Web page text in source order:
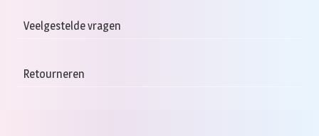
Veelgestelde vragen
Retourneren